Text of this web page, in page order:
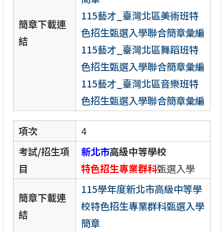
簡章下載連
結
115藝才_臺灣北區美術班特
色招生甄選入學聯合簡章彙編
115藝才_臺灣北區舞蹈班特
色招生甄選入學聯合簡章彙編
115藝才_臺灣北區音樂班特
色招生甄選入學聯合簡章彙編
項次
4
考試/招生項
目
新北市高級中等學校
特色招生專業群科甄選入學
簡章下載連
結
115學年度新北市高級中等學
校特色招生專業群科甄選入學
簡章